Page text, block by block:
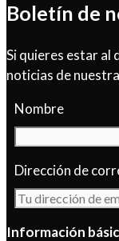
Boletín de
Si quieres estar al
noticias de
Nombre
Dirección de
Información